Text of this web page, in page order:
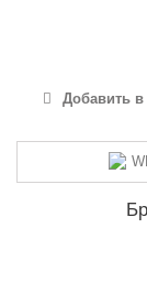
Добавить в